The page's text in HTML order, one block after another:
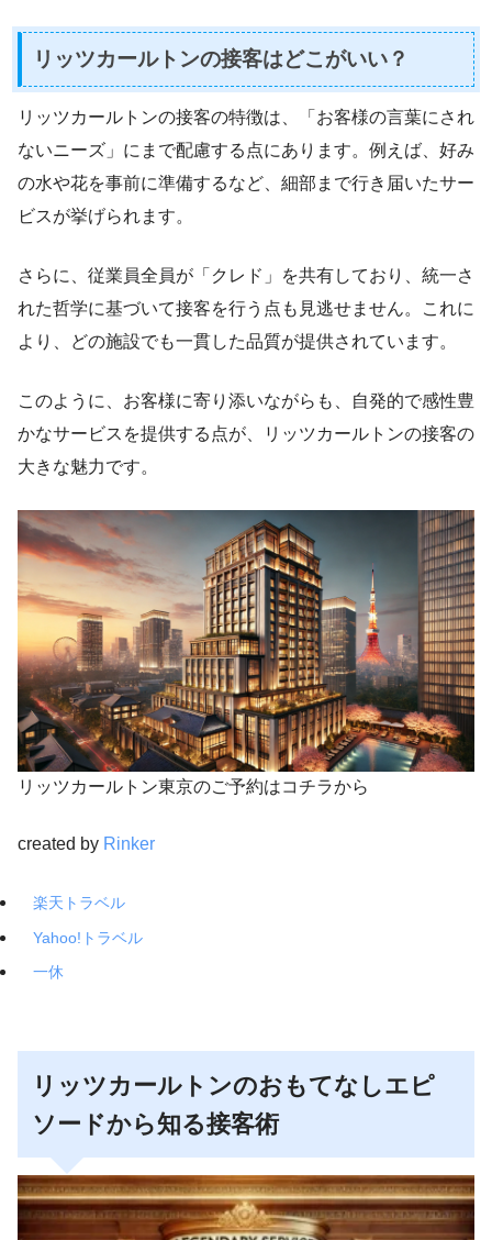
リッツカールトンの接客はどこがいい？
リッツカールトンの接客の特徴は、「お客様の言葉にされ
ないニーズ」にまで配慮する点にあります。例えば、好み
の水や花を事前に準備するなど、細部まで行き届いたサー
ビスが挙げられます。
さらに、従業員全員が「クレド」を共有しており、統一さ
れた哲学に基づいて接客を行う点も見逃せません。これに
より、どの施設でも一貫した品質が提供されています。
このように、お客様に寄り添いながらも、自発的で感性豊
かなサービスを提供する点が、リッツカールトンの接客の
大きな魅力です。
リッツカールトン東京のご予約はコチラから
created by Rinker
楽天トラベル
Yahoo!トラベル
一休
リッツカールトンのおもてなしエピ
ソードから知る接客術